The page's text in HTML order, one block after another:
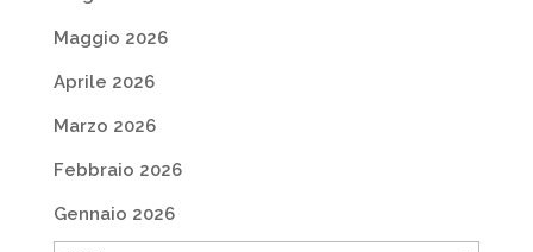
Maggio 2026
Aprile 2026
Marzo 2026
Febbraio 2026
Gennaio 2026